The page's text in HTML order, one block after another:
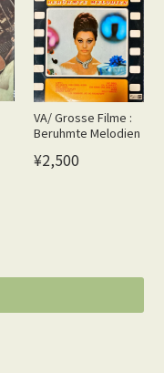
VA/ Grosse Filme :
Beruhmte Melodien
¥2,500